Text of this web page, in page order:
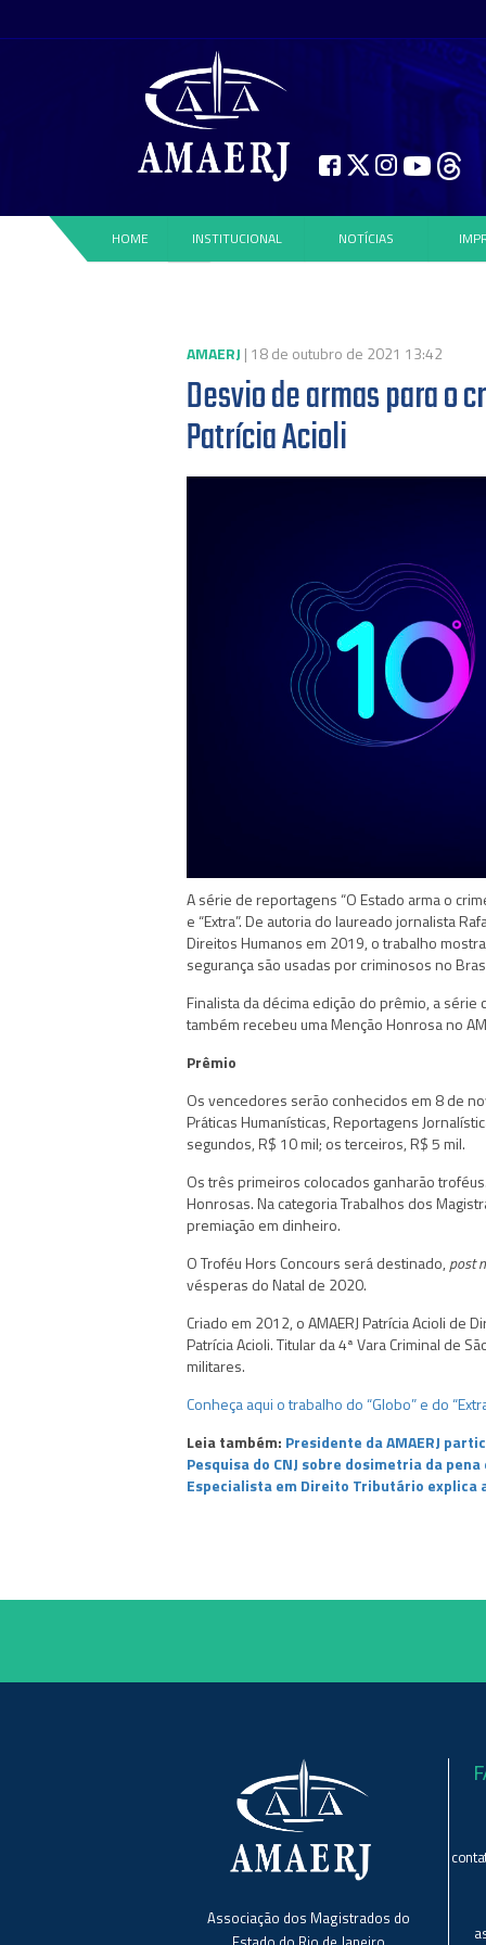
HOME INSTITUCIONAL NOTÍCIAS
AMAERJ | 18 de outubro de 2021 13:42
Desvio de armas para o
Patrícia Acioli
A série de reportagens “O Estado arma o
e “Extra”. De autoria do laureado jornalista
Direitos Humanos em 2019, o trabalho
segurança são usadas por criminosos no
Finalista da décima edição do prêmio, a
também recebeu uma Menção Honrosa no
Prêmio
Os vencedores serão conhecidos em 8 de
Práticas Humanísticas, Reportagens
segundos, R$ 10 mil; os terceiros, R$ 5 mil.
Os três primeiros colocados ganharão
Honrosas. Na categoria Trabalhos dos
premiação em dinheiro.
O Troféu Hors Concours será destinado, post
vésperas do Natal de 2020.
Criado em 2012, o AMAERJ Patrícia Acioli de
Patrícia Acioli. Titular da 4ª Vara Criminal de
militares.
Conheça aqui o trabalho do “Globo” e do
Leia também: Presidente da AMAERJ
Pesquisa do CNJ sobre dosimetria da
Especialista em Direito Tributário explica
Associação dos Magistrados do